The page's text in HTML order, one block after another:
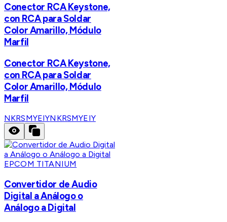
Conector RCA Keystone,
con RCA para Soldar
Color Amarillo, Módulo
Marfil
Conector RCA Keystone,
con RCA para Soldar
Color Amarillo, Módulo
Marfil
NKRSMYEIYNKRSMYEIY
EPCOM TITANIUM
Convertidor de Audio
Digital a Análogo o
Análogo a Digital